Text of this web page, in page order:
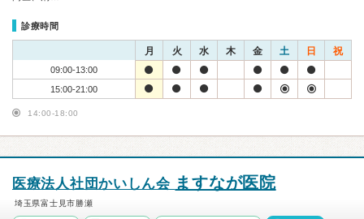
診療時間
月 火 水 木 金 土 日 祝
09:00-13:00
15:00-21:00
14:00-18:00
医療法人社団かいしん会 ますなが医院
埼玉県富士見市勝瀬